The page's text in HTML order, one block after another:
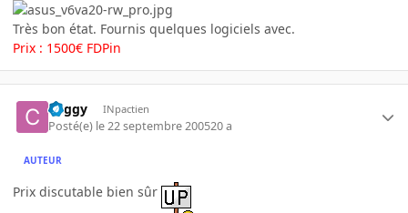
Très bon état. Fournis quelques logiciels avec.
Prix : 1500€ FDPin
Ceggy INpactien
Posté(e) le 22 septembre 200520 a
AUTEUR
Prix discutable bien sûr